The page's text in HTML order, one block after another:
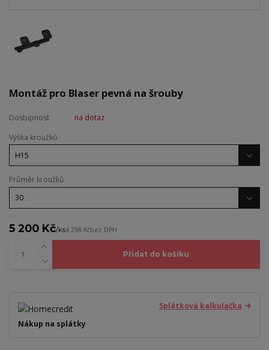
Montáž pro Blaser pevná na šrouby
Dostupnost
na dotaz
Výška kroužků
Průměr kroužků
5 200 Kč/ks4 298 Kčbez DPH
Přidat do košíku
Splátková kalkulačka
Nákup na splátky